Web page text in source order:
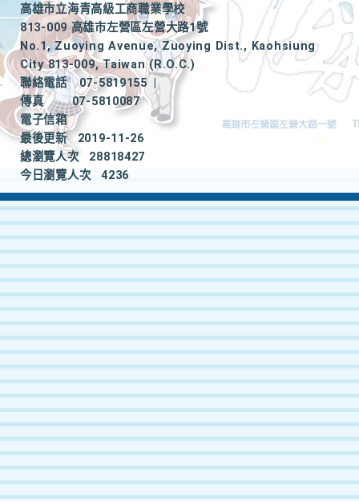
高雄市立海青高級工商職業學校
813-009 高雄市左營區左營大路1號
No.1, Zuoying Avenue, Zuoying Dist., Kaohsiung
City 813-009, Taiwan (R.O.C.)
聯絡電話
07-5819155
|
傳真
07-5810087
電子信箱
最後更新
2019-11-26
總瀏覽人次
28818427
今日瀏覽人次
4236